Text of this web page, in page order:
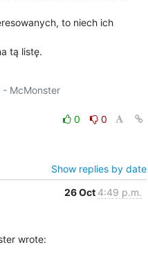
to niech ich
tą listę.
- McMonster
0
0
Show replies by date
26 Oct 4:49 p.m.
wrote: